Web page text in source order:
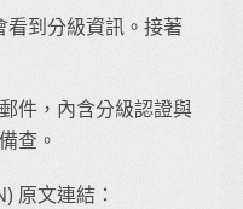
到分級資訊。接著
件，內含分級認證與
查。
原文連結：